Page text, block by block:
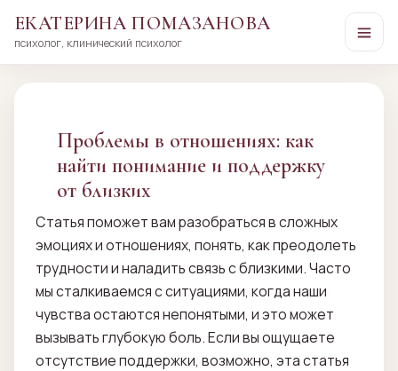
ЕКАТЕРИНА ПОМАЗАНОВА
психолог, клинический психолог
Проблемы в отношениях: как
найти понимание и поддержку
от близких
Статья поможет вам разобраться в сложных
эмоциях и отношениях, понять, как преодолеть
трудности и наладить связь с близкими. Часто
мы сталкиваемся с ситуациями, когда наши
чувства остаются непонятыми, и это может
вызывать глубокую боль. Если вы ощущаете
отсутствие поддержки, возможно, эта статья